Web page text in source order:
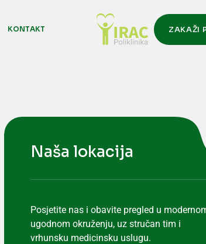
KONTAKT ZAKAŽI
Naša lokacija
Posjetite nas i obavite pregled u
ugodnom okruženju, uz stručan tim i
vrhunsku medicinsku uslugu.